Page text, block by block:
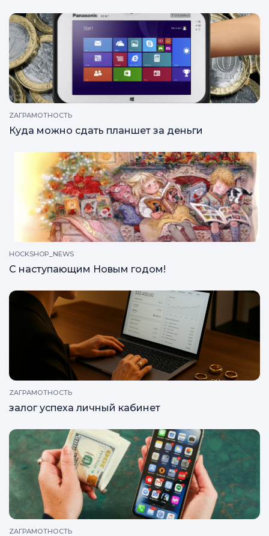
ZAГРАМОТНОСТЬ
Куда можно сдать планшет за деньги
HOCKSHOP_NEWS
С наступающим Новым годом!
ZAГРАМОТНОСТЬ
залог успеха личный кабинет
ZAГРАМОТНОСТЬ